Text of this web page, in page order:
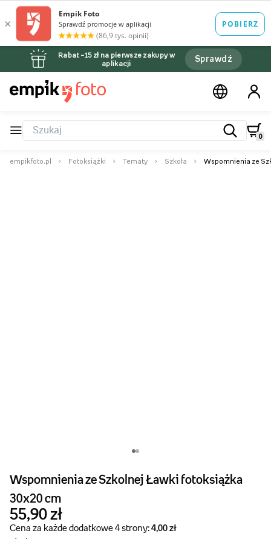
Rabat –15 zł na pierwsze zakupy w
aplikacji
Sprawdź
0
empikfoto.pl Fotoksiążki Tematy Szkoła Wspomnienia ze